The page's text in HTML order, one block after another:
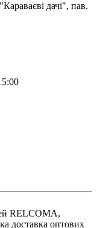
дачі", пав.
RELCOMA,
доставка оптових